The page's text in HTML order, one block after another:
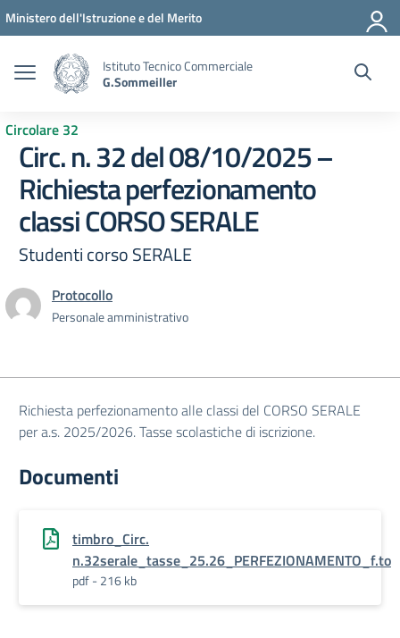
Vai ai contenuti
Vai al menu di navigazione
Vai al footer
Ministero dell'Istruzione e del Merito
Istituto Tecnico Commerciale
G.Sommeiller
Circolare 32
Circ. n. 32 del 08/10/2025 –
Richiesta perfezionamento
classi CORSO SERALE
Studenti corso SERALE
Protocollo
Personale amministrativo
Richiesta perfezionamento alle classi del CORSO SERALE
per a.s. 2025/2026. Tasse scolastiche di iscrizione.
Documenti
timbro_Circ.
n.32serale_tasse_25.26_PERFEZIONAMENTO_f.to
pdf - 216 kb